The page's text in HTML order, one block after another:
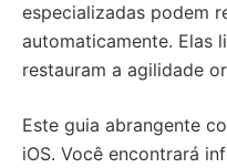
especializadas podem
automaticamente. Elas
restauram a agilidade
Este guia abrangente
iOS. Você encontrará